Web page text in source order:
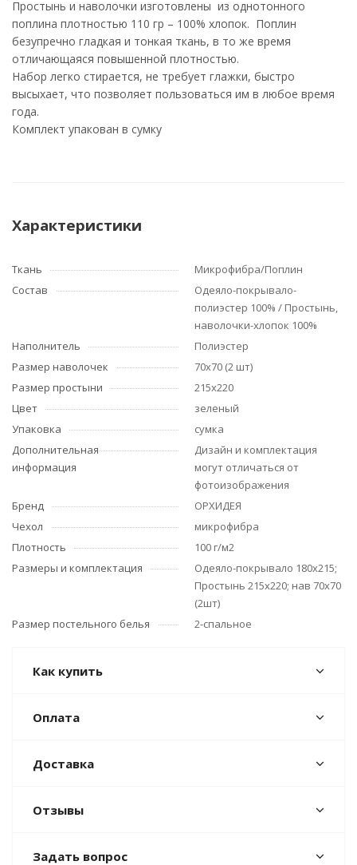
Простынь и наволочки изготовлены из однотонного
поплина плотностью 110 гр – 100% хлопок. Поплин
безупречно гладкая и тонкая ткань, в то же время
отличающаяся повышенной плотностью.
Набор легко стирается, не требует глажки, быстро
высыхает, что позволяет пользоваться им в любое время
года.
Комплект упакован в сумку
Характеристики
Ткань
Микрофибра/Поплин
Состав
Одеяло-покрывало-
полиэстер 100% / Простынь,
наволочки-хлопок 100%
Наполнитель
Полиэстер
Размер наволочек
70х70 (2 шт)
Размер простыни
215х220
Цвет
зеленый
Упаковка
сумка
Дополнительная
информация
Дизайн и комплектация
могут отличаться от
фотоизображения
Бренд
ОРХИДЕЯ
Чехол
микрофибра
Плотность
100 г/м2
Размеры и комплектация
Одеяло-покрывало 180х215;
Простынь 215х220; нав 70х70
(2шт)
Размер постельного белья
2-спальное
Как купить
Оплата
Доставка
Отзывы
Задать вопрос